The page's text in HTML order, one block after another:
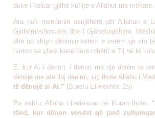
duke i kaluar gjithë kufijtë e Allahut me mëkate.
Ata nuk mendonin asnjëherë për Allahun e
Gjithëmëshirshëm dhe i Gjithëfuqishëm,
dhe ua shtyn dënimin vetëm e vetëm që ata
harron se çfarë kanë bërë robërit e Tij në të
E, kur Ai i dënon, i dënon me një dënim të
dënojë me atë lloj dënimi, siç thotë Allahu i
të dënojë si Ai.” (Suretu El-Fexhër: 25)
Po ashtu, Allahu i Lartësuar në Kuran thotë:
tënd, kur dënon vendet që janë